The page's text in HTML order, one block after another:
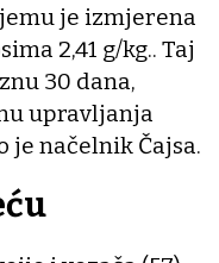
je izmjerena
2,41 g/kg.. Taj
30 dana,
upravljanja
je načelnik Čajsa.